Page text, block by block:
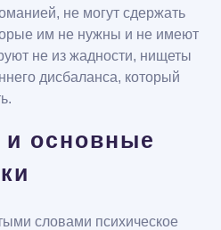
не могут сдержать
им не нужны и не имеют
не из жадности, нищеты
дисбаланса, который
основные
словами психическое